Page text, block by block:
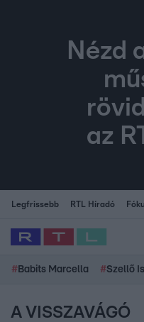
Nézd
az
Legfrissebb RTL Híradó
# Babits Marcella #Szellő
A VISSZAVÁGÓ